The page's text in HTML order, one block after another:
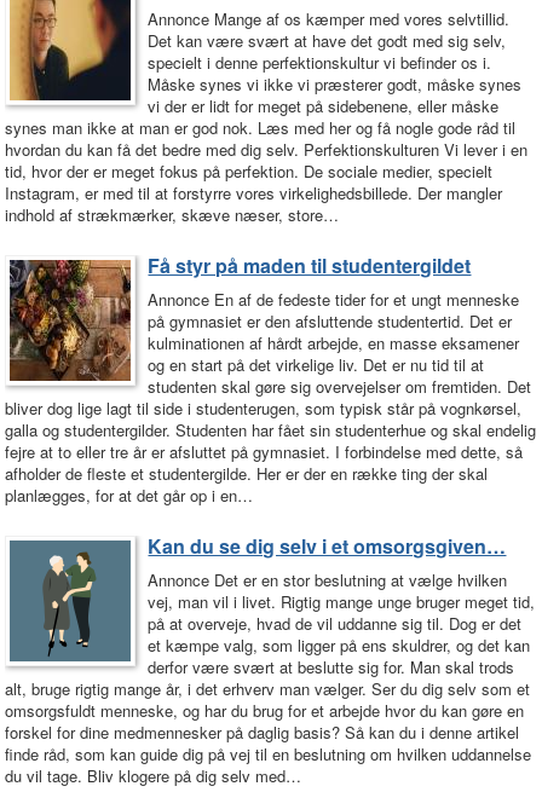
Annonce Mange af os kæmper med vores selvtillid.
Det kan være svært at have det godt med sig selv,
specielt i denne perfektionskultur vi befinder os i.
Måske synes vi ikke vi præsterer godt, måske synes
vi der er lidt for meget på sidebenene, eller måske
synes man ikke at man er god nok. Læs med her og få nogle gode råd til
hvordan du kan få det bedre med dig selv. Perfektionskulturen Vi lever i en
tid, hvor der er meget fokus på perfektion. De sociale medier, specielt
Instagram, er med til at forstyrre vores virkelighedsbillede. Der mangler
indhold af strækmærker, skæve næser, store…
Få styr på maden til studentergildet
Annonce En af de fedeste tider for et ungt menneske
på gymnasiet er den afsluttende studentertid. Det er
kulminationen af hårdt arbejde, en masse eksamener
og en start på det virkelige liv. Det er nu tid til at
studenten skal gøre sig overvejelser om fremtiden. Det
bliver dog lige lagt til side i studenterugen, som typisk står på vognkørsel,
galla og studentergilder. Studenten har fået sin studenterhue og skal endelig
fejre at to eller tre år er afsluttet på gymnasiet. I forbindelse med dette, så
afholder de fleste et studentergilde. Her er der en række ting der skal
planlægges, for at det går op i en…
Kan du se dig selv i et omsorgsgiven…
Annonce Det er en stor beslutning at vælge hvilken
vej, man vil i livet. Rigtig mange unge bruger meget tid,
på at overveje, hvad de vil uddanne sig til. Dog er det
et kæmpe valg, som ligger på ens skuldrer, og det kan
derfor være svært at beslutte sig for. Man skal trods
alt, bruge rigtig mange år, i det erhverv man vælger. Ser du dig selv som et
omsorgsfuldt menneske, og har du brug for et arbejde hvor du kan gøre en
forskel for dine medmennesker på daglig basis? Så kan du i denne artikel
finde råd, som kan guide dig på vej til en beslutning om hvilken uddannelse
du vil tage. Bliv klogere på dig selv med…